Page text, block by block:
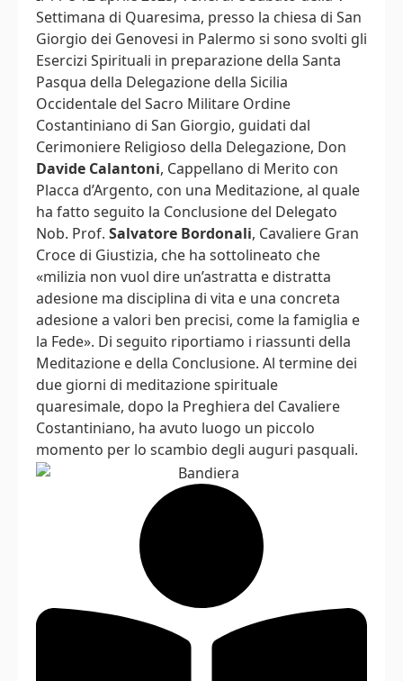
Settimana di Quaresima, presso la chiesa di San
Giorgio dei Genovesi in Palermo si sono svolti gli
Esercizi Spirituali in preparazione della Santa
Pasqua della Delegazione della Sicilia
Occidentale del Sacro Militare Ordine
Costantiniano di San Giorgio, guidati dal
Cerimoniere Religioso della Delegazione, Don
Davide Calantoni, Cappellano di Merito con
Placca d’Argento, con una Meditazione, al quale
ha fatto seguito la Conclusione del Delegato
Nob. Prof. Salvatore Bordonali, Cavaliere Gran
Croce di Giustizia, che ha sottolineato che
«milizia non vuol dire un’astratta e distratta
adesione ma disciplina di vita e una concreta
adesione a valori ben precisi, come la famiglia e
la Fede». Di seguito riportiamo i riassunti della
Meditazione e della Conclusione. Al termine dei
due giorni di meditazione spirituale
quaresimale, dopo la Preghiera del Cavaliere
Costantiniano, ha avuto luogo un piccolo
momento per lo scambio degli auguri pasquali.